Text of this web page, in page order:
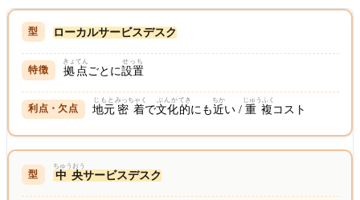
ローカルサービスデスク
拠点
きょてん
ごとに設置
せっち
地元
じもと
密着
みっちゃく
で文化
ぶんか
的
てき
にも近
ちか
い /重複
じゅうふく
コスト
中央
ちゅうおう
サービスデスク